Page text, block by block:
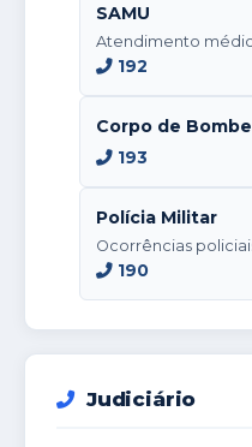
SAMU
Atendimento
192
Corpo de
193
Polícia Militar
Ocorrências
190
Judiciário